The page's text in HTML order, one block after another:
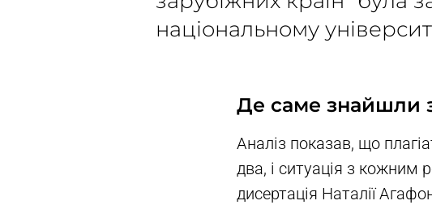
національному
Де саме знайшли
Аналіз показав, що
два, і ситуація з кожним
дисертація Наталії